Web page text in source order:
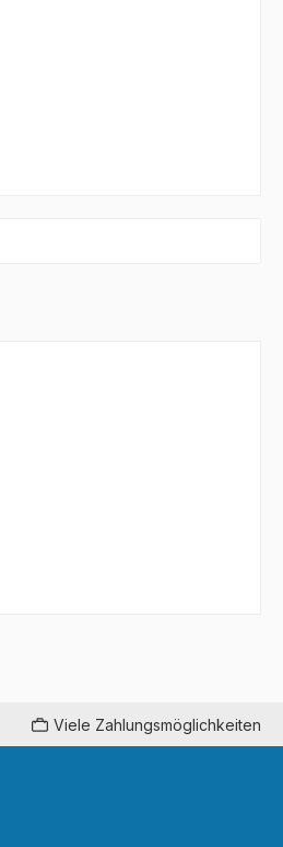
Viele Zahlungsmöglichkeiten